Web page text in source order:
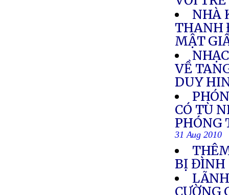
NHÀ
THANH
MẬT
VỀ
DUY
CÓ TÙ
PHÓNG
31 Aug 2010
BỊ ĐÌNH
CƯỜNG